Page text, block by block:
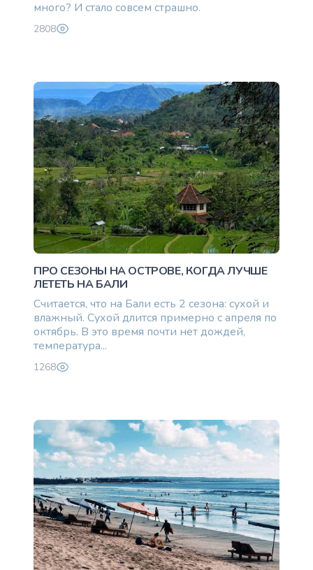
много? И стало совсем страшно.
2808
ПРО СЕЗОНЫ НА ОСТРОВЕ, КОГДА ЛУЧШЕ
ЛЕТЕТЬ НА БАЛИ
Считается, что на Бали есть 2 сезона: сухой и
влажный. Сухой длится примерно с апреля по
октябрь. В это время почти нет дождей,
температура...
1268